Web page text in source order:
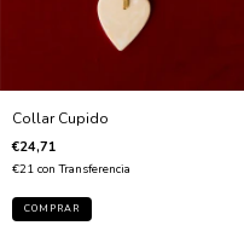
Collar Cupido
€24,71
€21 con Transferencia